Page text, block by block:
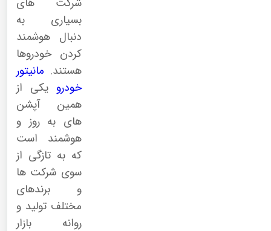
بسیاری به
دنبال هوشمند
کردن خودروها
هستند. مانیتور
خودرو یکی از
همین آپشن
های به روز و
هوشمند است
که به تازگی از
سوی شرکت ها
و برندهای
مختلف تولید و
روانه بازار